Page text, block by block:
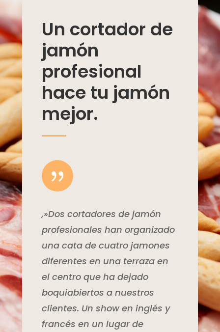
Un cortador de
jamón
profesional
hace tu jamón
mejor.
{
,»Dos cortadores de jamón
profesionales han organizado
una cata de cuatro jamones
diferentes en una terraza en
el centro que ha dejado
boquiabiertos a nuestros
clientes. Un show en inglés y
francés en un lugar de